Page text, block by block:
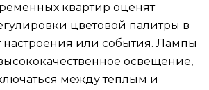
квартир оценят
цветовой палитры в
настроения или события. Лампы
освещение,
между теплым и